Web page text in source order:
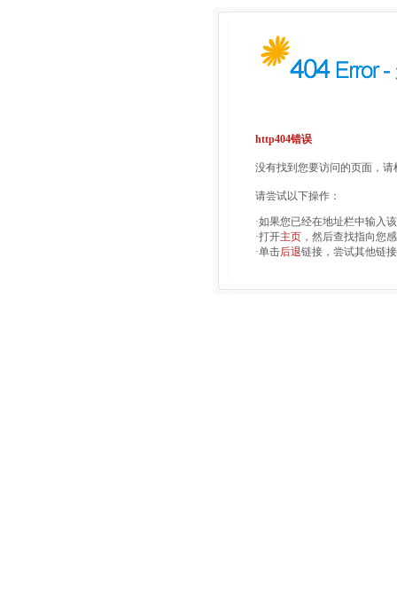
http404错误
没有找到您要访问的页面，
请尝试以下操作：
·如果您已经在地址栏中输入
·打开主页 ，然后查找指向您
·单击后退链接，尝试其他链